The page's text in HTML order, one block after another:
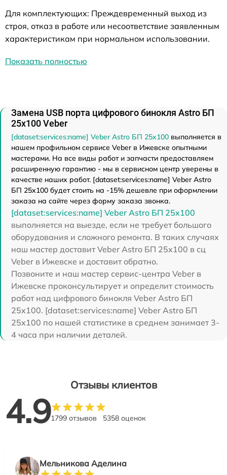
Для комплектующих: Преждевременный выход из
строя, отказ в работе или несоответствие заявленным
характеристикам при нормальном использовании.
Показать полностью
Замена USB порта цифрового бинокля Astro БП
25x100 Veber
[dataset:services:name] Veber Astro БП 25x100 выполняется в
нашем профильном сервисе Veber в Ижевске опытными
мастерами. На все виды работ и запчасти предоставляем
расширенную гарантию - мы в сервисном центр уверены в
качестве наших работ. [dataset:services:name] Veber Astro
БП 25x100 будет стоить на -15% дешевле при оформлении
заказа на сайте через форму заказа звонка.
[dataset:services:name] Veber Astro БП 25x100
выполняется на выезде, если не требует большого
оборудования и сложного ремонта. В таких случаях
наш мастер доставит Veber Astro БП 25x100 в сц
Veber в Ижевске и доставит обратно.
Позвоните и наш мастер сервис-центра Veber в
Ижевске проконсультирует и определит стоимость
работ над цифрового бинокля Veber Astro БП
25x100. [dataset:services:name] Veber Astro БП
25x100 по нашей статистике в среднем занимает 3-
4 часа при наличии деталей.
Отзывы клиентов
4.91799 отзывов 5358 оценок
Мельникова Аделина